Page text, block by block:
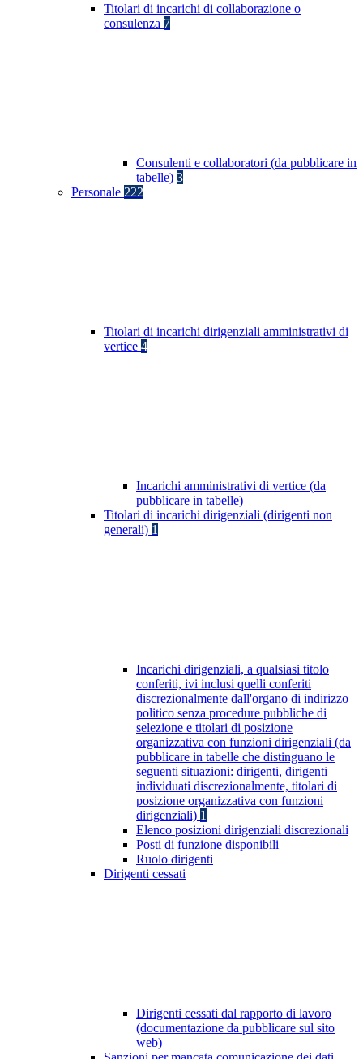
Titolari di incarichi di collaborazione o
consulenza 7
Consulenti e collaboratori (da pubblicare in
tabelle) 3
Personale 222
Titolari di incarichi dirigenziali amministrativi di
vertice 4
Incarichi amministrativi di vertice (da
pubblicare in tabelle)
Titolari di incarichi dirigenziali (dirigenti non
generali) 1
Incarichi dirigenziali, a qualsiasi titolo
conferiti, ivi inclusi quelli conferiti
discrezionalmente dall'organo di indirizzo
politico senza procedure pubbliche di
selezione e titolari di posizione
organizzativa con funzioni dirigenziali (da
pubblicare in tabelle che distinguano le
seguenti situazioni: dirigenti, dirigenti
individuati discrezionalmente, titolari di
posizione organizzativa con funzioni
dirigenziali) 1
Elenco posizioni dirigenziali discrezionali
Posti di funzione disponibili
Ruolo dirigenti
Dirigenti cessati
Dirigenti cessati dal rapporto di lavoro
(documentazione da pubblicare sul sito
web)